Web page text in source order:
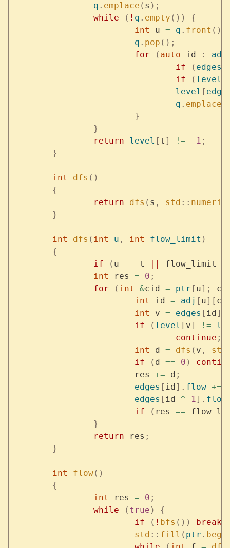
		q
. emplace ( s );
		while
( ! q . empty ())
{
			int
u = q . front ();
			q
. pop ();
			for
( auto id : adj
				if
( edges
				if
( level
				level
[
				q
. emplace
			}
		}
		return
level [ t ] != - 1 ;
	}
	int
dfs ()
	{
		return
dfs ( s , std ::
	}
	int
dfs ( int u , int flow_limit )
	{
		if
( u == t flow_limit
		int
res = 0 ;
		for
( int &cid = ptr [ u];
			int
id = adj [ u][
			int
v = edges [ id ].
			if
( level [ v] !=
				continue
;
			int
d = dfs ( v , std
			if
( d == 0 )
			res
+= d ;
			edges
[ id ]. flow +=
			edges
[ id ^ 1]. flow
			if
( res ==
		}
		return
res ;
	}
	int
flow()
	{
		int
res = 0 ;
		while
( true )
{
			if
( ! bfs ()) break
			std
:: fill ( ptr .